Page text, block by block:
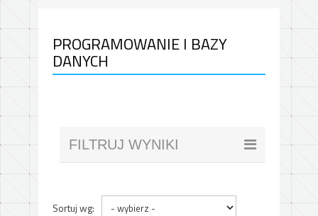
PROGRAMOWANIE I BAZY
DANYCH
FILTRUJ WYNIKI
Sortuj wg: